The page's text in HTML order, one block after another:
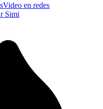
Video en redes
Simi